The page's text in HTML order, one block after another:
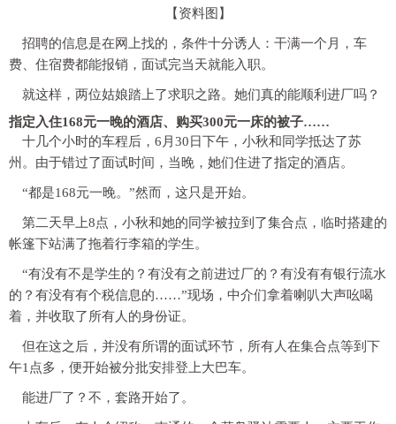
【资料图】
招聘的信息是在网上找的，条件十分诱人：干满一个月，车
费、住宿费都能报销，面试完当天就能入职。
就这样，两位姑娘踏上了求职之路。她们真的能顺利进厂吗？
指定入住168元一晚的酒店、购买300元一床的被子……
十几个小时的车程后，6月30日下午，小秋和同学抵达了苏
州。由于错过了面试时间，当晚，她们住进了指定的酒店。
“都是168元一晚。”然而，这只是开始。
第二天早上8点，小秋和她的同学被拉到了集合点，临时搭建的
帐篷下站满了拖着行李箱的学生。
“有没有不是学生的？有没有之前进过厂的？有没有有银行流水
的？有没有有个税信息的……”现场，中介们拿着喇叭大声吆喝
着，并收取了所有人的身份证。
但在这之后，并没有所谓的面试环节，所有人在集合点等到下
午1点多，便开始被分批安排登上大巴车。
能进厂了？不，套路开始了。